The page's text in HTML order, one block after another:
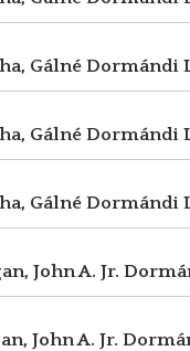
Gálné Dormándi
Gálné Dormándi
Gálné Dormándi
John A. Jr.
John A. Jr.